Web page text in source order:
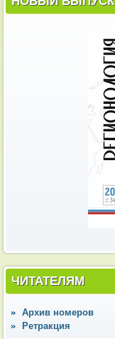
ЧИТАТЕЛЯМ
Архив номеров
Ретракция